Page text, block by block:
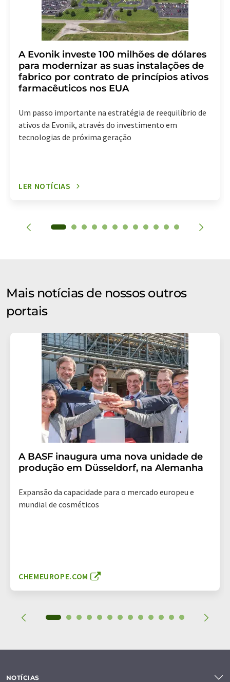
A Evonik investe 100 milhões de dólares
para modernizar as suas instalações de
fabrico por contrato de princípios ativos
farmacêuticos nos EUA
Um passo importante na estratégia de reequilíbrio de
ativos da Evonik, através do investimento em
tecnologias de próxima geração
LER NOTÍCIAS
Mais notícias de nossos outros
portais
A BASF inaugura uma nova unidade de
produção em Düsseldorf, na Alemanha
Expansão da capacidade para o mercado europeu e
mundial de cosméticos
CHEMEUROPE.COM
NOTÍCIAS